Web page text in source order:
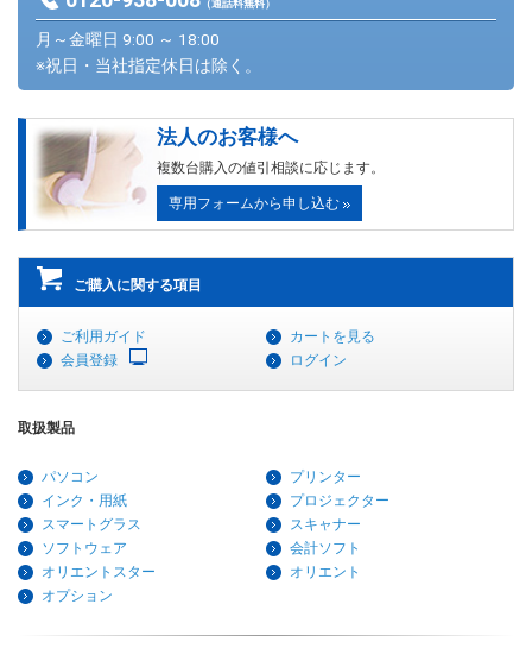
（通話料無料）
月～金曜日 9:00 ～ 18:00
※祝日・当社指定休日は除く。
法人のお客様へ
複数台購入の値引相談に応じます。
専用フォームから申し込む
ご購入に関する項目
ご利用ガイド
カートを見る
会員登録
ログイン
取扱製品
パソコン
プリンター
インク・用紙
プロジェクター
スマートグラス
スキャナー
ソフトウェア
会計ソフト
オリエントスター
オリエント
オプション